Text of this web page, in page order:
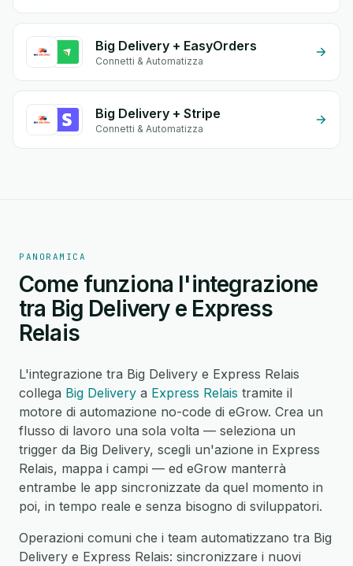
Big Delivery + EasyOrders
Connetti & Automatizza
Big Delivery + Stripe
Connetti & Automatizza
PANORAMICA
Come funziona l'integrazione
tra Big Delivery e Express
Relais
L'integrazione tra Big Delivery e Express Relais
collega Big Delivery a Express Relais tramite il
motore di automazione no-code di eGrow. Crea un
flusso di lavoro una sola volta — seleziona un
trigger da Big Delivery, scegli un'azione in Express
Relais, mappa i campi — ed eGrow manterrà
entrambe le app sincronizzate da quel momento in
poi, in tempo reale e senza bisogno di sviluppatori.
Operazioni comuni che i team automatizzano tra Big
Delivery e Express Relais: sincronizzare i nuovi